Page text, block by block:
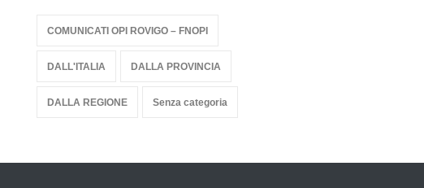
COMUNICATI OPI ROVIGO – FNOPI
DALL'ITALIA DALLA PROVINCIA
DALLA REGIONE Senza categoria